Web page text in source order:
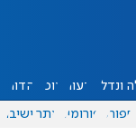
ונדל"ן דעות אוכל יהדות
ספורט פורומים אתר ישיבה